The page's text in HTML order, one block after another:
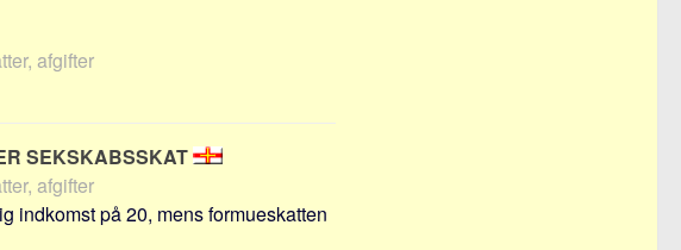
afgifter
SEKSKABSSKAT
afgifter
indkomst på 20, mens formueskatten